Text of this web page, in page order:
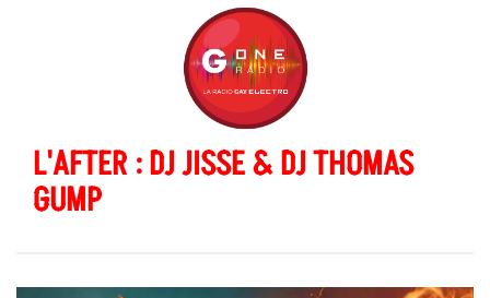
L'AFTER : DJ JISSE & DJ THOMAS
GUMP